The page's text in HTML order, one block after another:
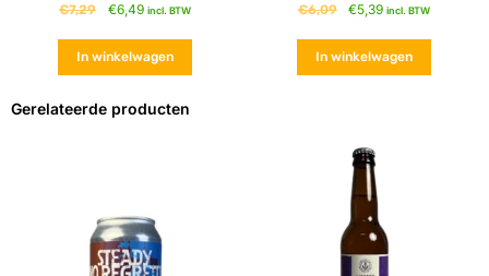
€7,29 €6,49 incl. BTW
In winkelwagen
€6,09 €5,39 incl. BTW
In winkelwagen
Gerelateerde producten